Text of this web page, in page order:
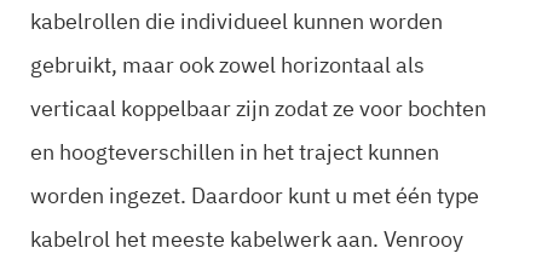
kabelrollen die individueel kunnen worden
gebruikt, maar ook zowel horizontaal als
verticaal koppelbaar zijn zodat ze voor bochten
en hoogteverschillen in het traject kunnen
worden ingezet. Daardoor kunt u met één type
kabelrol het meeste kabelwerk aan. Venrooy